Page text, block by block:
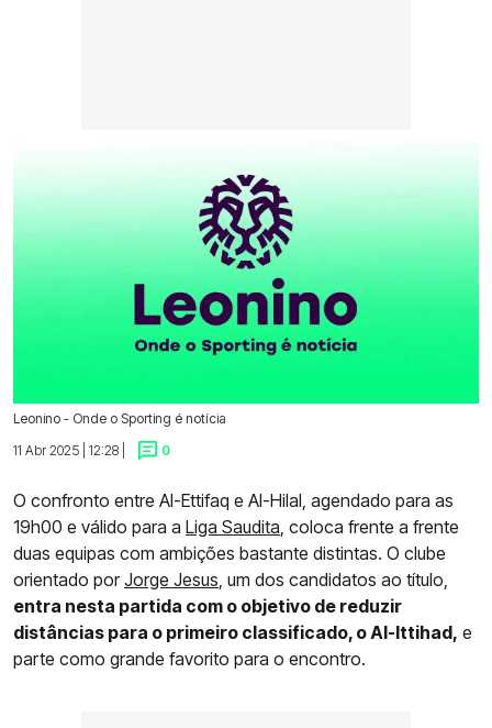
Leonino - Onde o Sporting é notícia
11 Abr 2025 | 12:28 |
0
O confronto entre Al-Ettifaq e Al-Hilal, agendado para as
19h00 e válido para a Liga Saudita, coloca frente a frente
duas equipas com ambições bastante distintas. O clube
orientado porJorge Jesus, um dos candidatos ao título,
entra nesta partida com o objetivo de reduzir
distâncias para o primeiro classificado, o Al-Ittihad, e
parte como grande favorito para o encontro.